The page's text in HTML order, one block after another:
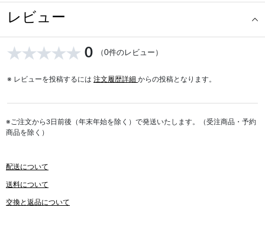
レビュー
0 （0件のレビュー）
※ レビューを投稿するには 注文履歴詳細 からの投稿となります。
※ご注文から3日前後（年末年始を除く）で発送いたします。（受注商品・予約
商品を除く）
配送について
送料について
交換と返品について